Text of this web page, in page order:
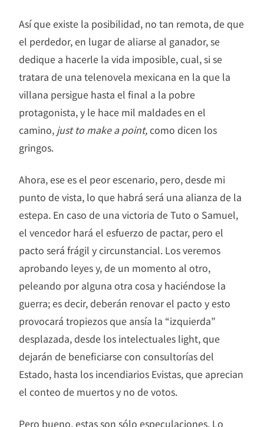
Así que existe la posibilidad, no tan remota, de que
el perdedor, en lugar de aliarse al ganador, se
dedique a hacerle la vida imposible, cual, si se
tratara de una telenovela mexicana en la que la
villana persigue hasta el final a la pobre
protagonista, y le hace mil maldades en el
camino, just to make a point,como dicen los
gringos.
Ahora, ese es el peor escenario, pero, desde mi
punto de vista, lo que habrá será una alianza de la
estepa. En caso de una victoria de Tuto o Samuel,
el vencedor hará el esfuerzo de pactar, pero el
pacto será frágil y circunstancial. Los veremos
aprobando leyes y, de un momento al otro,
peleando por alguna otra cosa y haciéndose la
guerra; es decir, deberán renovar el pacto y esto
provocará tropiezos que ansía la “izquierda”
desplazada, desde los intelectuales light, que
dejarán de beneficiarse con consultorías del
Estado, hasta los incendiarios Evistas, que aprecian
el conteo de muertos y no de votos.
Pero bueno, estas son sólo especulaciones. Lo